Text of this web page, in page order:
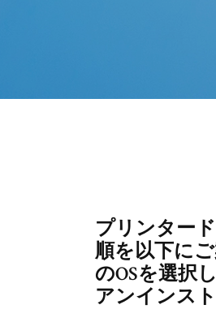
プリンター
順を以下に
のOSを選択
アンインス